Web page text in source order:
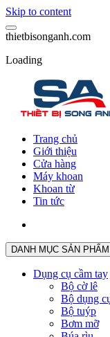
Skip to content
thietbisonganh.com
Loading
Trang chủ
Giới thiệu
Cửa hàng
Máy khoan
Khoan từ
Tin tức
DANH MỤC SẢN PHẨM
Dụng cụ cầm tay
Bộ cờ lê
Bộ dụng
Bộ tuýp
Bơm mỡ